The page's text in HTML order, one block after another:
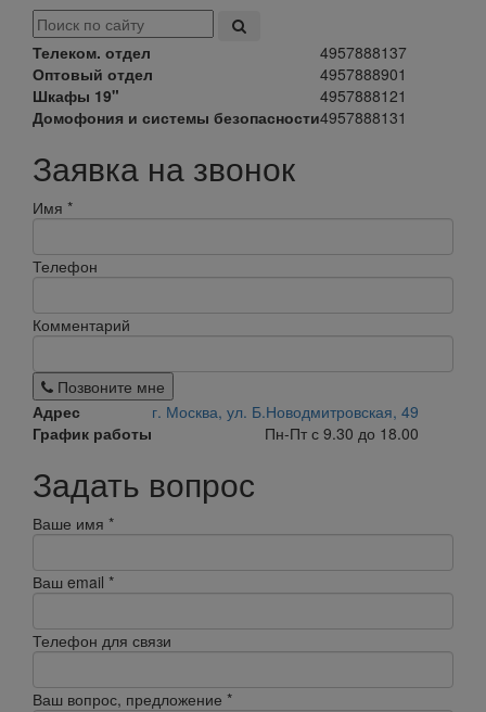
Телеком. отдел
4957888137
Оптовый отдел
4957888901
Шкафы 19"
4957888121
Домофония и системы безопасности4957888131
Заявка на звонок
Имя *
Телефон
Комментарий
Позвоните мне
Адрес
г. Москва, ул. Б.Новодмитровская, 49
График работы
Пн-Пт с 9.30 до 18.00
Задать вопрос
Ваше имя *
Ваш email *
Телефон для связи
Ваш вопрос, предложение *